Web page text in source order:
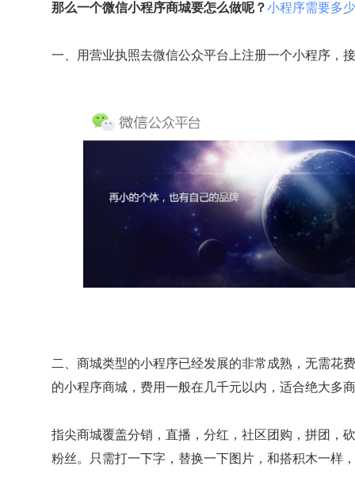
那么一个微信小程序商城要怎么做呢？小程序需要多
一、用营业执照去微信公众平台上注册一个小程序，
二、商城类型的小程序已经发展的非常成熟，无需花
的小程序商城，费用一般在几千元以内，适合绝大多
指尖商城覆盖分销，直播，分红，社区团购，拼团，
粉丝。只需打一下字，替换一下图片，和搭积木一样